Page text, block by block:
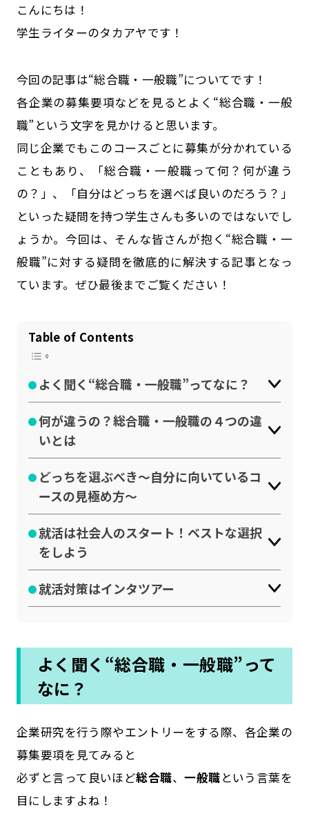
インタツアー活用法
LINE登録
サイトマップ
お問い合わせ
プライバシーポリシー
公式SNSはこちら
こんにちは！
学生ライターのタカアヤです！
今回の記事は“総合職・一般職”についてです！
各企業の募集要項などを見るとよく“総合職・一般
職”という文字を見かけると思います。
同じ企業でもこのコースごとに募集が分かれている
こともあり、「総合職・一般職って何？何が違う
の？」、「自分はどっちを選べば良いのだろう？」
といった疑問を持つ学生さんも多いのではないでし
ょうか。今回は、そんな皆さんが抱く“総合職・一
般職”に対する疑問を徹底的に解決する記事となっ
ています。ぜひ最後までご覧ください！
Table of Contents
よく聞く“総合職・一般職”ってなに？
何が違うの？総合職・一般職の４つの違
いとは
どっちを選ぶべき〜自分に向いているコ
ースの見極め方〜
就活は社会人のスタート！ベストな選択
をしよう
就活対策はインタツアー
よく聞く“総合職・一般職”って
なに？
企業研究を行う際やエントリーをする際、各企業の
募集要項を見てみると
必ずと言って良いほど総合職、一般職という言葉を
目にしますよね！